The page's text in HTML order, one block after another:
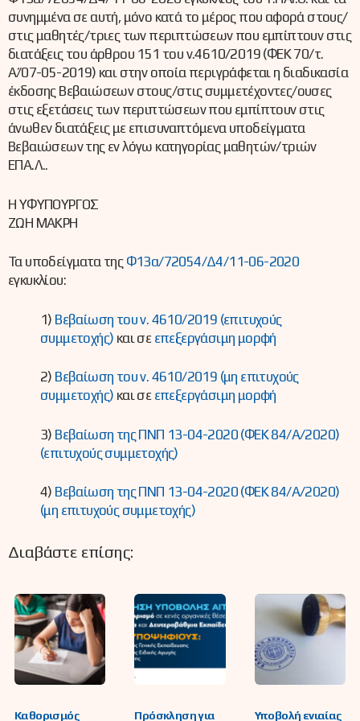
συνημμένα σε αυτή, μόνο κατά το μέρος που αφορά στους/
στις μαθητές/τριες των περιπτώσεων που εμπίπτουν στις
διατάξεις του άρθρου 151 του ν.4610/2019 (ΦΕΚ 70/τ.
Α΄/07-05-2019) και στην οποία περιγράφεται η διαδικασία
έκδοσης Βεβαιώσεων στους/στις συμμετέχοντες/ουσες
στις εξετάσεις των περιπτώσεων που εμπίπτουν στις
άνωθεν διατάξεις με επισυναπτόμενα υποδείγματα
Βεβαιώσεων της εν λόγω κατηγορίας μαθητών/τριών
ΕΠΑ.Λ..
Η ΥΦΥΠΟΥΡΓΟΣ
ΖΩΗ ΜΑΚΡΗ
Τα υποδείγματα της Φ13α/72054/Δ4/11-06-2020
εγκυκλίου:
1) Βεβαίωση του ν. 4610/2019 (επιτυχούς
συμμετοχής) και σε επεξεργάσιμη μορφή
2) Βεβαίωση του ν. 4610/2019 (μη επιτυχούς
συμμετοχής) και σε επεξεργάσιμη μορφή
3) Βεβαίωση της ΠΝΠ 13-04-2020 (ΦΕΚ 84/Α/2020)
(επιτυχούς συμμετοχής)
4) Βεβαίωση της ΠΝΠ 13-04-2020 (ΦΕΚ 84/Α/2020)
(μη επιτυχούς συμμετοχής)
Διαβάστε επίσης:
Καθορισμός
Πρόσκληση για
Υποβολή ενιαίας